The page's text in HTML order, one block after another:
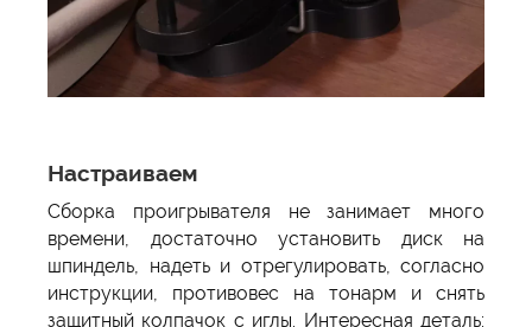
Настраиваем
Сборка проигрывателя не занимает много
времени, достаточно установить диск на
шпиндель, надеть и отрегулировать, согласно
инструкции, противовес на тонарм и снять
защитный колпачок с иглы. Интересная деталь: